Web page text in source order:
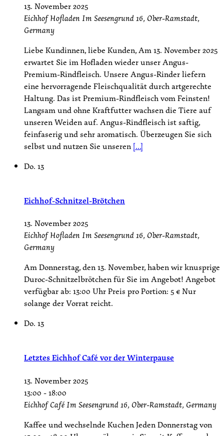
13. November 2025
Eichhof Hofladen Im Seesengrund 16, Ober-Ramstadt,
Germany
Liebe Kundinnen, liebe Kunden, Am 13. November 2025
erwartet Sie im Hofladen wieder unser Angus-
Premium-Rindfleisch. Unsere Angus-Rinder liefern
eine hervorragende Fleischqualität durch artgerechte
Haltung. Das ist Premium-Rindfleisch vom Feinsten!
Langsam und ohne Kraftfutter wachsen die Tiere auf
unseren Weiden auf. Angus-Rindfleisch ist saftig,
feinfaserig und sehr aromatisch. Überzeugen Sie sich
selbst und nutzen Sie unseren[...]
Do. 13
Eichhof-Schnitzel-Brötchen
13. November 2025
Eichhof Hofladen Im Seesengrund 16, Ober-Ramstadt,
Germany
Am Donnerstag, den 13. November, haben wir knusprige
Duroc-Schnitzelbrötchen für Sie im Angebot! Angebot
verfügbar ab: 13:00 Uhr Preis pro Portion: 5 € Nur
solange der Vorrat reicht.
Do. 13
Letztes Eichhof Café vor der Winterpause
13. November 2025
13:00 -18:00
Eichhof CaféIm Seesengrund 16, Ober-Ramstadt, Germany
Kaffee und wechselnde Kuchen Jeden Donnerstag von